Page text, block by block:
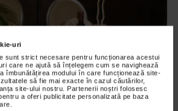
uri
sunt strict necesare pentru funcționarea acestui
care ne ajută să înțelegem cum se navighează
îmbunătățirea modului în care funcționează site-
să fie mai exacte în cazul căutărilor,
site-ului nostru. Partenerii noștri folosesc
a oferi publicitate personalizată pe baza
– expozitie de